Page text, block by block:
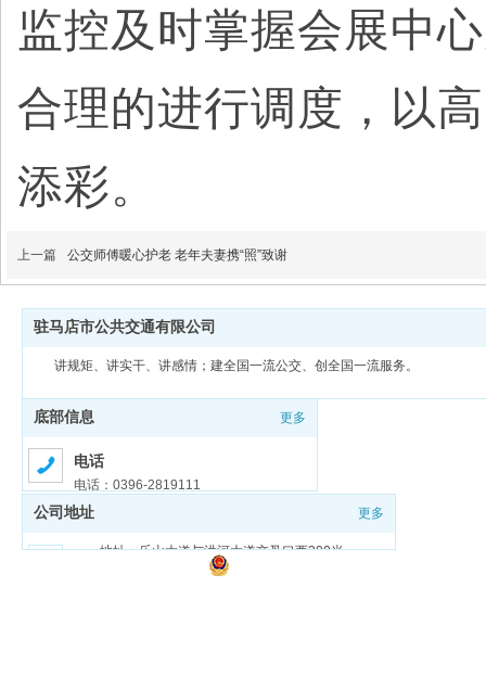
监控及时掌握会展中
合理的进行调度，以
添彩。
上一篇 公交师傅暖心护老 老年夫妻携“照”致谢
驻马店市公共交通有限公司
讲规矩、讲实干、讲感情；建全国一流公交、创全国一流服务。
底部信息 更多
电话
电话：0396-2819111
邮箱
邮箱：zmdgongjiao@sina.com
公司地址 更多
地址：乐山大道与洪河大道交叉口西200米